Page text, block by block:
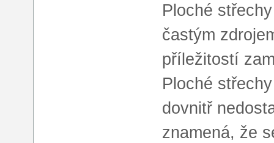
Ploché
častým
příležitostí
Ploché
dovnitř
znamená, že